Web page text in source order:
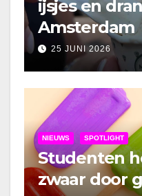
ijsjes en
Amsterdam
25 JUNI 2026
NIEUWS SPOTLIGHT
Studenten
zwaar door